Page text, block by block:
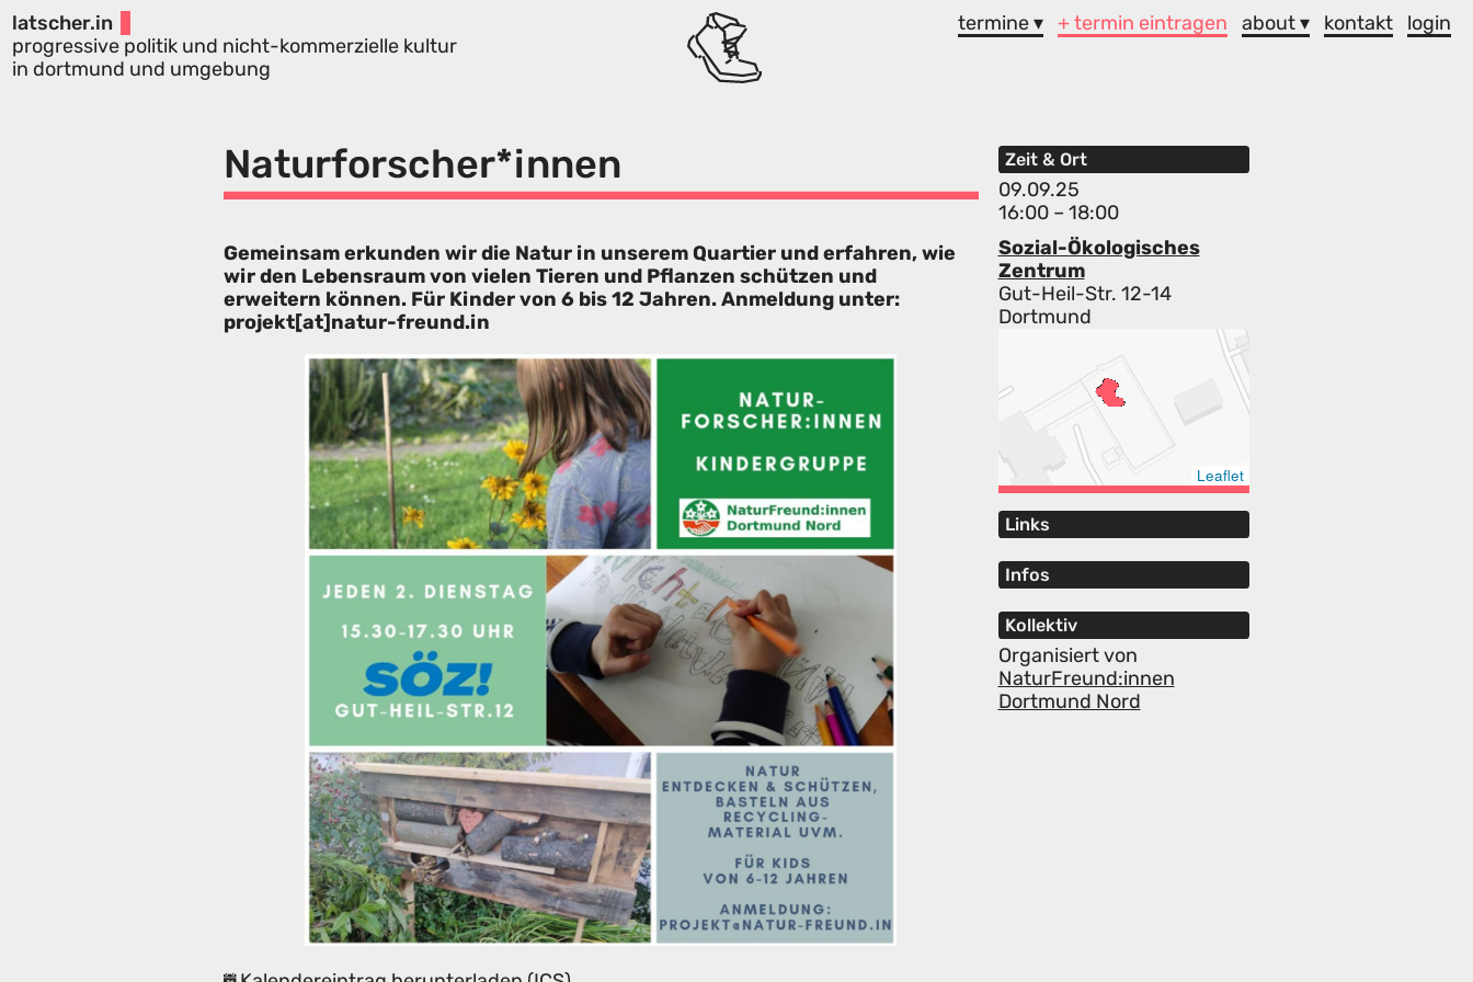
latscher.in
progressive politik und nicht-kommerzielle kultur
in dortmund und umgebung
termine ▾ + termin eintragen about ▾ kontakt login
Naturforscher*innen Zeit & Ort
09.09.25
16:00 – 18:00
Sozial-Ökologisches
Zentrum
Gut-Heil-Str. 12-14
Dortmund
Leaflet
Links
Infos
Kollektiv
Organisiert von
NaturFreund:innen
Dortmund Nord
Gemeinsam erkunden wir die Natur in unserem Quartier und erfahren, wie
wir den Lebensraum von vielen Tieren und Pflanzen schützen und
erweitern können. Für Kinder von 6 bis 12 Jahren. Anmeldung unter:
projekt[at]natur-freund.in